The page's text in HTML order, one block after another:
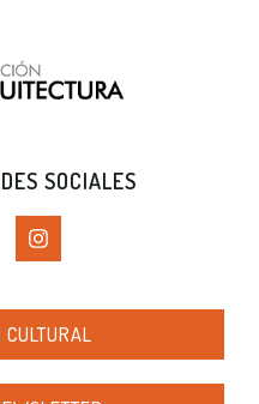
SOCIALES